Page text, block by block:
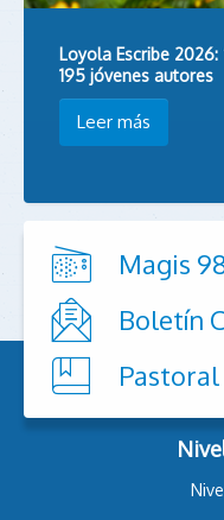
Loyola Escribe 2026:
195 jóvenes autores
Leer más
Magis
Boletín